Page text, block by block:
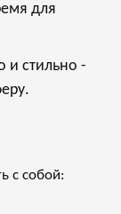
для
и стильно -
с собой: